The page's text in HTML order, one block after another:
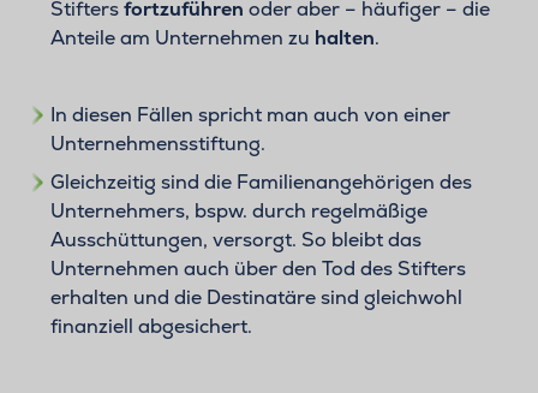
Stiftersfortzuführen oder aber – häufiger – die
Anteile am Unternehmen zu halten.
In diesen Fällen spricht man auch von einer
Unternehmensstiftung.
Gleichzeitig sind die Familienangehörigen des
Unternehmers, bspw. durch regelmäßige
Ausschüttungen, versorgt. So bleibt das
Unternehmen auch über den Tod des Stifters
erhalten und die Destinatäre sind gleichwohl
finanziell abgesichert.